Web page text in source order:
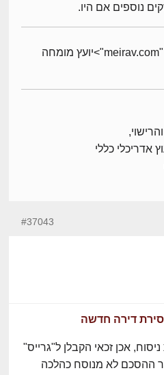
נוספים אם היו.
ארז מירב -meirav.com" target="_blank">יועץ מומחה
אדריכלי כללי
#37043
אכן זכאי הקבלן ל"גרייס"
ההסכם לא מנוסח כהלכה